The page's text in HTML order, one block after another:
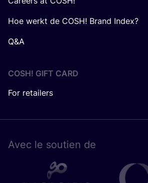
Hoe werkt de COSH! Brand Index?
Q&A
COSH! GIFT CARD
For retailers
Avec le sou­tien de